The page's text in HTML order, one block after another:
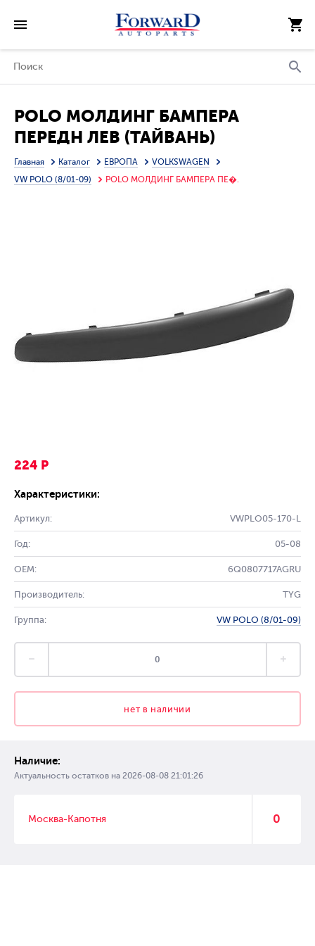
POLO МОЛДИНГ БАМПЕРА
ПЕРЕДН ЛЕВ (ТАЙВАНЬ)
Главная Каталог ЕВРОПА
VOLKSWAGEN
VW POLO (8/01-09)
POLO МОЛДИНГ БАМПЕРА ПЕ�.
224 Р
Характеристики:
Артикул: VWPLO05-170-L
Год: 05-08
OEM: 6Q0807717AGRU
Производитель: TYG
Группа: VW POLO (8/01-09)
нет в наличии
Наличие:
Актуальность остатков на 2026-08-08 21:01:26
Москва-Капотня 0